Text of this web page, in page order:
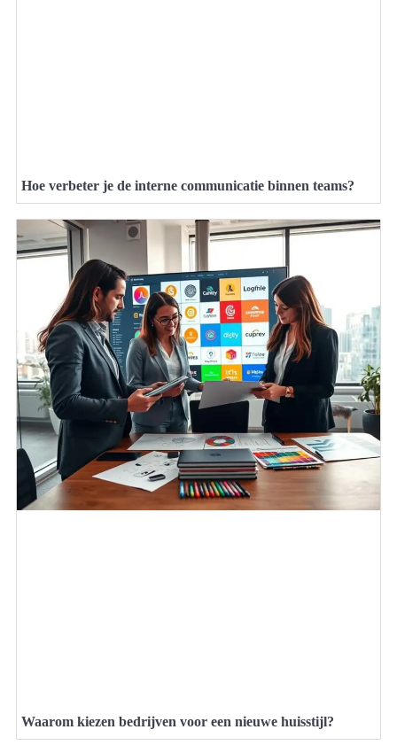
Hoe verbeter je de interne communicatie binnen teams?
Waarom kiezen bedrijven voor een nieuwe huisstijl?